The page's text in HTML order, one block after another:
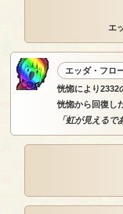
エ
エッダ・フロ
恍惚により2332
恍惚から回復し
「虹が見えるで